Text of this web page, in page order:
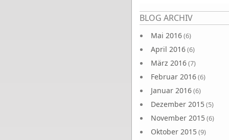
BLOG ARCHIV
Mai 2016(6)
April 2016(6)
März 2016(7)
Februar 2016(6)
Januar 2016(6)
Dezember 2015(5)
November 2015(6)
Oktober 2015(9)
Seiten